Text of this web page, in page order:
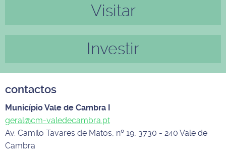
Visitar
Investir
contactos
Município Vale de Cambra I
geral@cm-valedecambra.pt
Av. Camilo Tavares de Matos, nº 19, 3730 - 240 Vale de
Cambra